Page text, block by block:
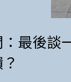
：最後談